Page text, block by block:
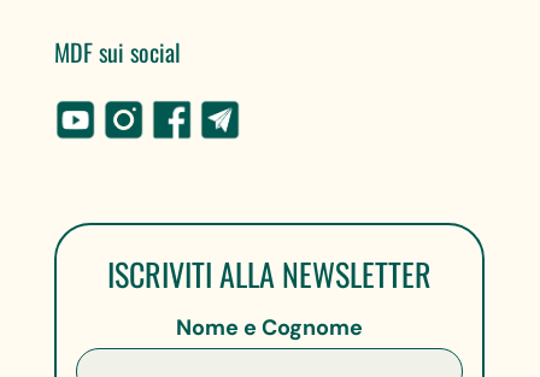
MDF sui social
ISCRIVITI ALLA NEWSLETTER
Nome e Cognome